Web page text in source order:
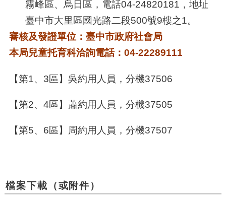
霧峰區、烏日區，電話04-24820181，地址
臺中市大里區國光路二段500號9樓之1。
審核及發證單位：臺中市政府社會局
本局兒童托育科洽詢電話：04-22289111
【第1、3區】吳約用人員，分機37506
【第2、4區】蕭約用人員，分機37505
【第5、6區】周約用人員，分機37507
檔案下載（或附件）